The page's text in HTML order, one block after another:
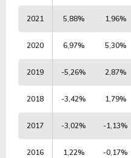
2021 5,88% 1,96%
2020 6,97% 5,30%
2019 -5,26% 2,87%
2018 -3,42% 1,79%
2017 -3,02% -1,13%
2016 1,22% -0,17%